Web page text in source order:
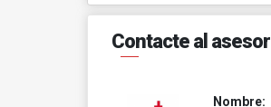
Contacte al asesor
Nombre: